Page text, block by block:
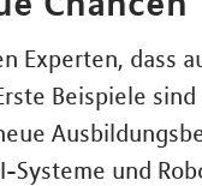
Experten, dass
Beispiele
Systeme und